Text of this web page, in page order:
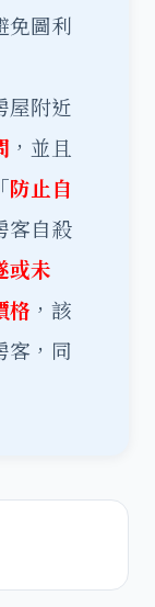
免圖利
屋附近
，並且
防止自
客自殺
或未
格 ，該
客，同